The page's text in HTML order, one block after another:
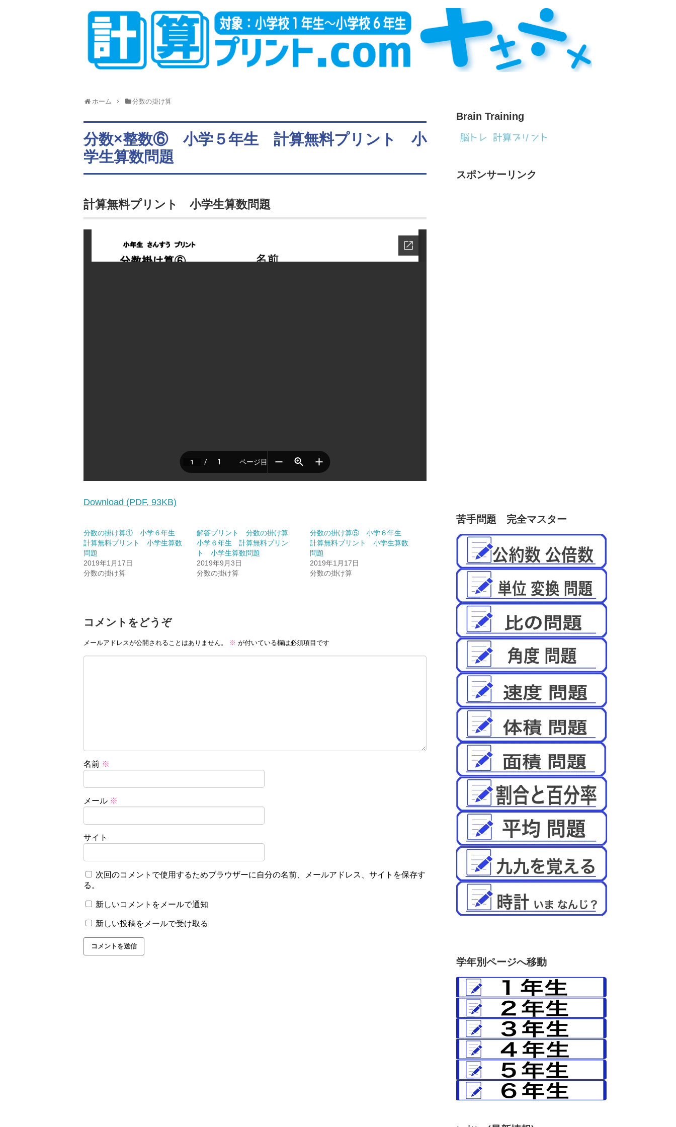
ホーム 分数の掛け算
分数×整数⑥ 小学５年生 計算無料プリント 小
学生算数問題
計算無料プリント 小学生算数問題
Download (PDF, 93KB)
分数の掛け算① 小学６年生
計算無料プリント 小学生算数
問題
2019年1月17日
分数の掛け算
解答プリント 分数の掛け算
小学６年生 計算無料プリン
ト 小学生算数問題
2019年9月3日
分数の掛け算
分数の掛け算⑤ 小学６年生
計算無料プリント 小学生算数
問題
2019年1月17日
分数の掛け算
コメントをどうぞ
メールアドレスが公開されることはありません。 ※ が付いている欄は必須項目です
名前 ※
メール ※
サイト
次回のコメントで使用するためブラウザーに自分の名前、メールアドレス、サイトを保存す
る。
新しいコメントをメールで通知
新しい投稿をメールで受け取る
Brain Training
スポンサーリンク
苦手問題 完全マスター
学年別ページへ移動